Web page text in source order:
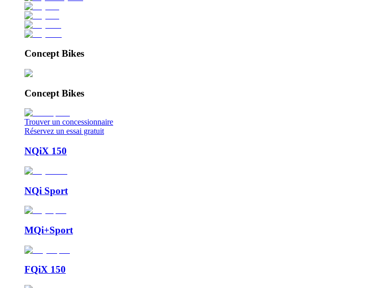
Concept Bikes
Concept Bikes
Trouver un concessionnaire
Réservez un essai gratuit
NQiX 150
NQi Sport
MQi+Sport
FQiX 150